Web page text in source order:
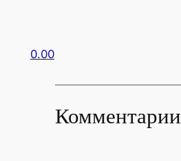
0.00
Комментарии